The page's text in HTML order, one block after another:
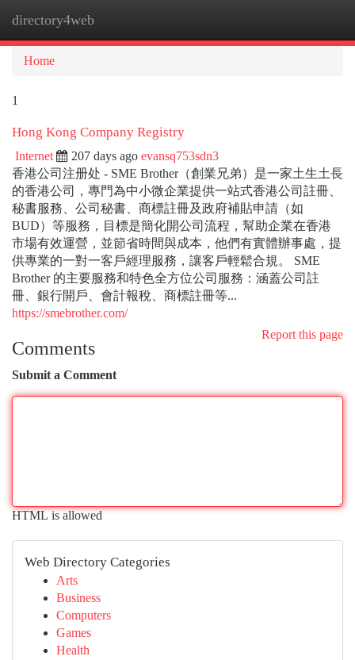
directory4web
Home
1
Hong Kong Company Registry
Internet 207 days ago evansq753sdn3
香港公司注册处 - SME Brother（創業兄弟）是一家土生土長
的香港公司，專門為中小微企業提供一站式香港公司註冊、
秘書服務、公司秘書、商標註冊及政府補貼申請（如
BUD）等服務，目標是簡化開公司流程，幫助企業在香港
市場有效運營，並節省時間與成本，他們有實體辦事處，提
供專業的一對一客戶經理服務，讓客戶輕鬆合規。 SME
Brother 的主要服務和特色全方位公司服務：涵蓋公司註
冊、銀行開戶、會計報稅、商標註冊等...
https://smebrother.com/
Report this page
Comments
Submit a Comment
HTML is allowed
Web Directory Categories
Arts
Business
Computers
Games
Health